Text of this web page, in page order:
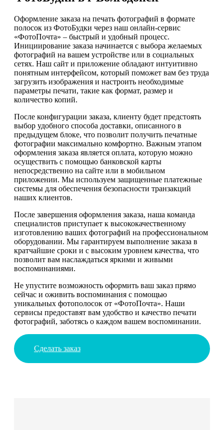
Оформление заказа на печать фотографий в формате
полосок из ФотоБудки через наш онлайн-сервис
«ФотоПочта» – быстрый и удобный процесс.
Инициирование заказа начинается с выбора желаемых
фотографий на вашем устройстве или в социальных
сетях. Наш сайт и приложение обладают интуитивно
понятным интерфейсом, который поможет вам без труда
загрузить изображения и настроить необходимые
параметры печати, такие как формат, размер и
количество копий.
После конфигурации заказа, клиенту будет предстоять
выбор удобного способа доставки, описанного в
предыдущем блоке, что позволит получить печатные
фотографии максимально комфортно. Важным этапом
оформления заказа является оплата, которую можно
осуществить с помощью банковской карты
непосредственно на сайте или в мобильном
приложении. Мы используем защищенные платежные
системы для обеспечения безопасности транзакций
наших клиентов.
После завершения оформления заказа, наша команда
специалистов приступает к высококачественному
изготовлению ваших фотографий на профессиональном
оборудовании. Мы гарантируем выполнение заказа в
кратчайшие сроки и с высоким уровнем качества, что
позволит вам наслаждаться яркими и живыми
воспоминаниями.
Не упустите возможность оформить ваш заказ прямо
сейчас и оживить воспоминания с помощью
уникальных фотополосок от «ФотоПочта». Наши
сервисы предоставят вам удобство и качество печати
фотографий, заботясь о каждом вашем воспоминании.
Сделать заказ